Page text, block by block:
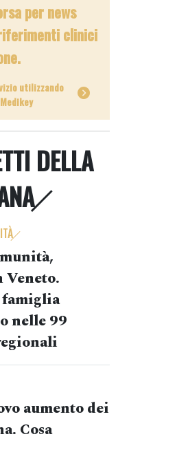
per news
clinici
utilizzando
DELLA
Veneto.
nelle 99
aumento dei
Cosa